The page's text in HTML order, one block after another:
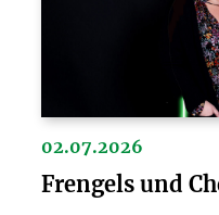
02.07.2026
Frengels und